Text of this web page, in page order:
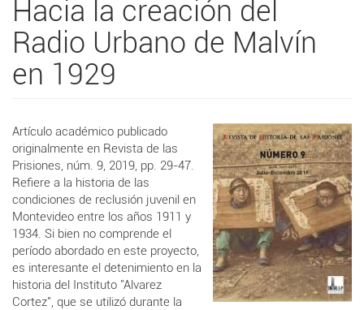
Hacia la creación del
Radio Urbano de Malvín
en 1929
Artículo académico publicado
originalmente en Revista de las
Prisiones, núm. 9, 2019, pp. 29-47.
Refiere a la historia de las
condiciones de reclusión juvenil en
Montevideo entre los años 1911 y
1934. Si bien no comprende el
período abordado en este proyecto,
es interesante el detenimiento en la
historia del Instituto "Alvarez
Cortez", que se utilizó durante la